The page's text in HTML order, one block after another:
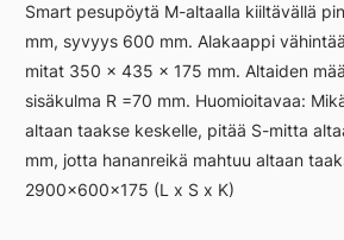
SMART-
M
SMX
2900
määrä
Smart pesupöytä M-altaalla kiiltävällä
mm, syvyys 600 mm. Alakaappi
mitat 350 x 435 x 175 mm. Altaiden
sisäkulma R =70 mm. Huomioitavaa:
altaan taakse keskelle, pitää S-mitta
mm, jotta hananreikä mahtuu altaan
2900x600x175 (L x S x K)